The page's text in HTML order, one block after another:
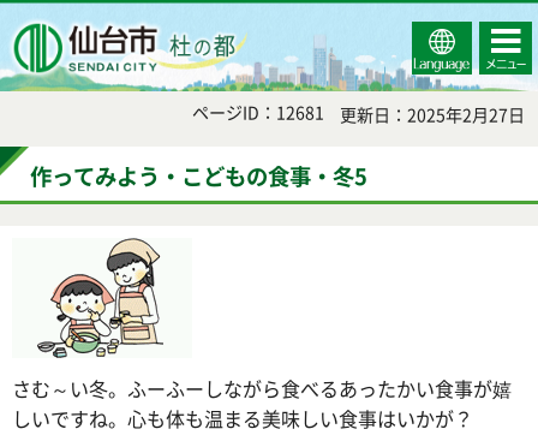
Select
Language
コンテ
ンツメ
ニュー
ページID：12681 更新日：2025年2月27日
作ってみよう・こどもの食事・冬5
さむ～い冬。ふーふーしながら食べるあったかい食事が嬉
しいですね。心も体も温まる美味しい食事はいかが？